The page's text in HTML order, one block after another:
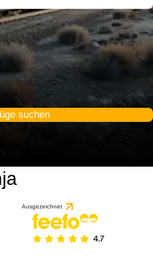
suchen
Ausgezeichnet